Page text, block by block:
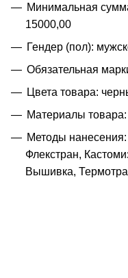
Минимальная
15000,00
Гендер (пол):
Обязательная
Цвета товара:
Материалы товара:
Методы
Флекстран,
Вышивка,